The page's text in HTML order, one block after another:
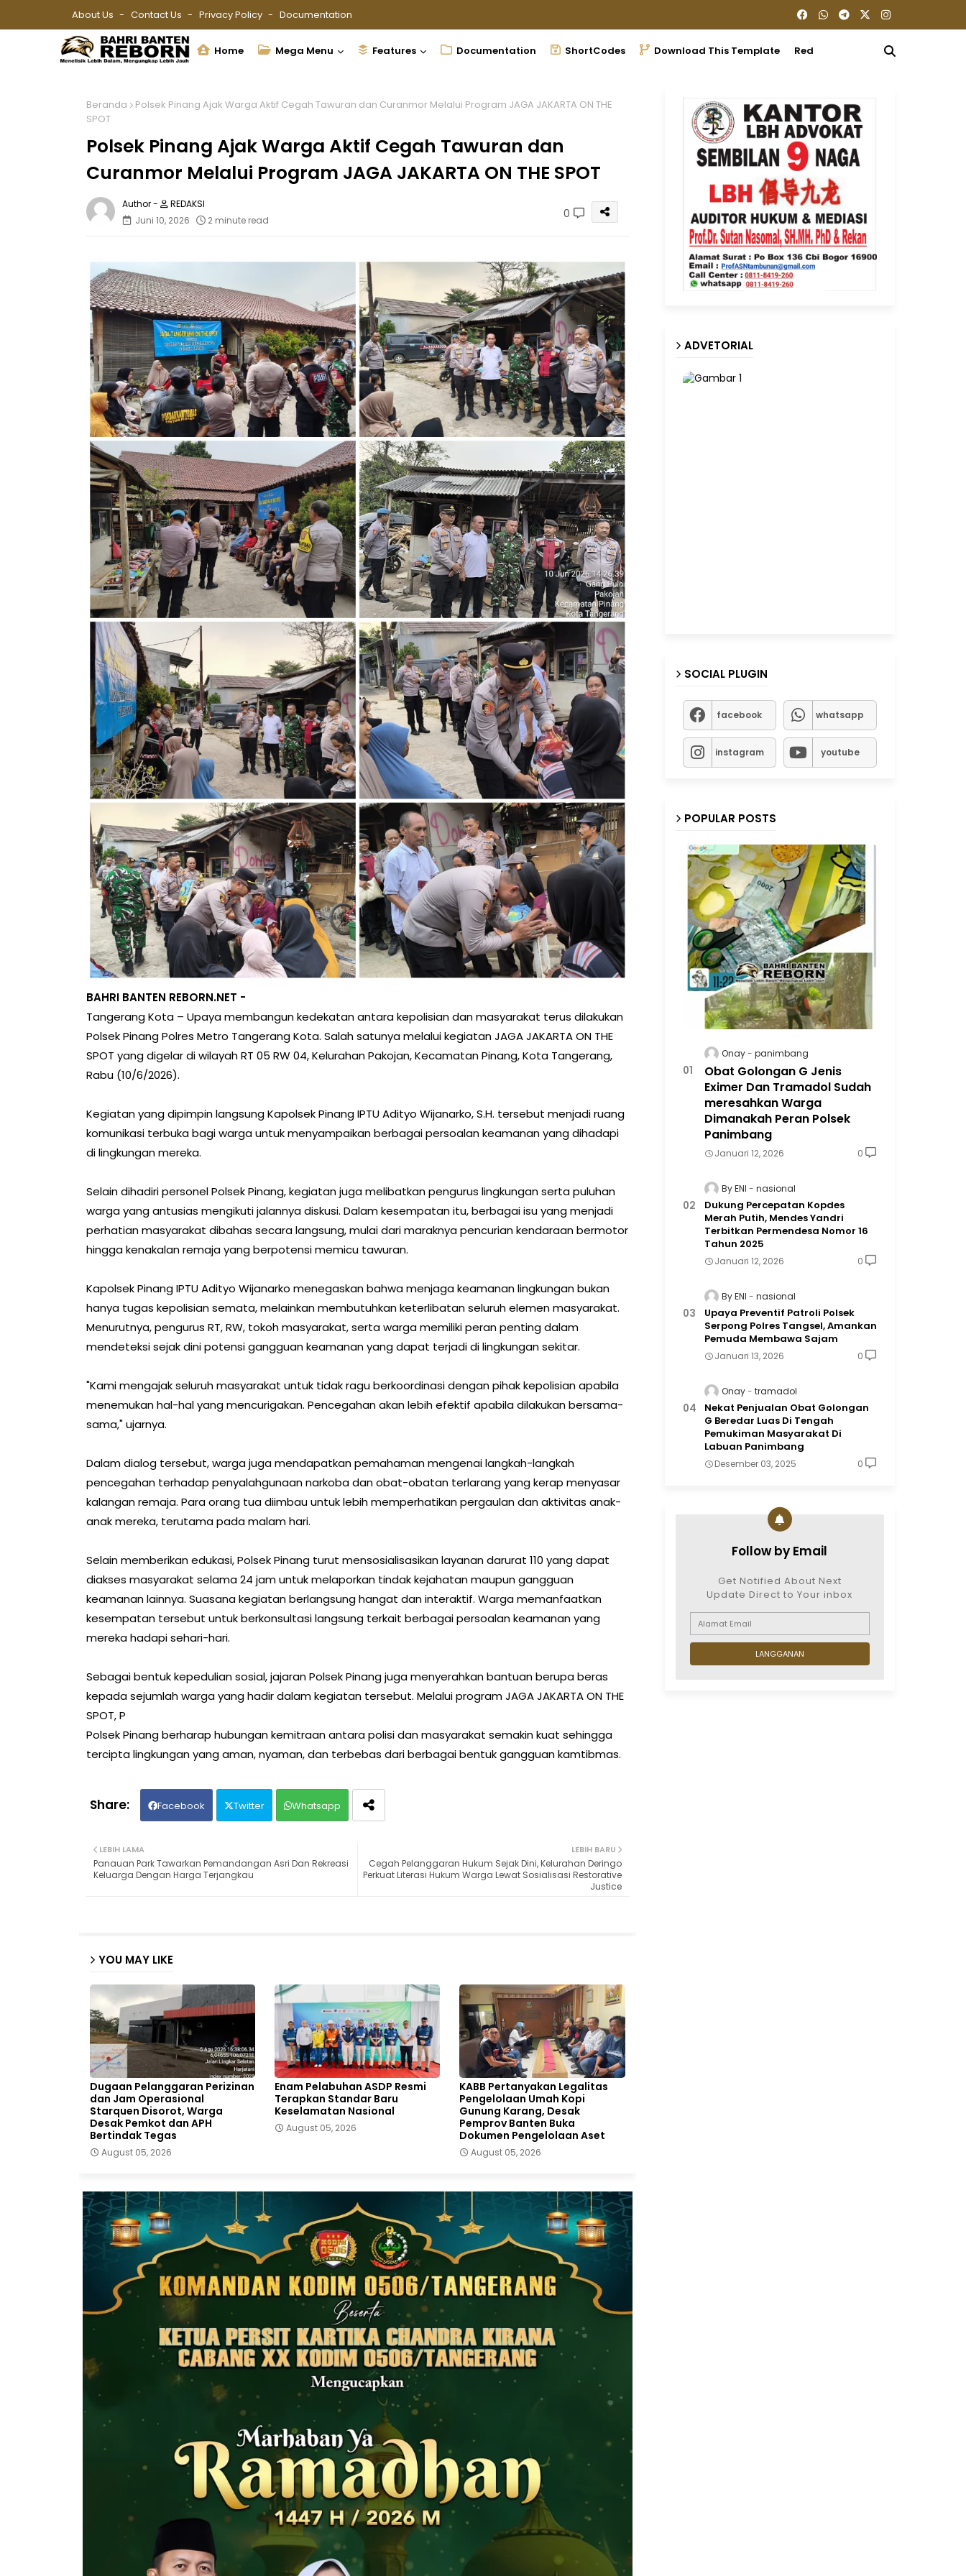
About Us Contact Us Privacy Policy Documentation
Home Mega Menu Features Documentation ShortCodes Download This Template Redaksi
Beranda
Polsek Pinang Ajak Warga Aktif Cegah Tawuran dan Curanmor Melalui Program JAGA JAKARTA ON THE
SPOT
Polsek Pinang Ajak Warga Aktif Cegah Tawuran dan
Curanmor Melalui Program JAGA JAKARTA ON THE SPOT
REDAKSI
Juni 10, 2026
2 minute read 0
BAHRI BANTEN REBORN.NET -
Tangerang Kota – Upaya membangun kedekatan antara kepolisian dan masyarakat terus dilakukan
Polsek Pinang Polres Metro Tangerang Kota. Salah satunya melalui kegiatan JAGA JAKARTA ON THE
SPOT yang digelar di wilayah RT 05 RW 04, Kelurahan Pakojan, Kecamatan Pinang, Kota Tangerang,
Rabu (10/6/2026).
Kegiatan yang dipimpin langsung Kapolsek Pinang IPTU Adityo Wijanarko, S.H. tersebut menjadi ruang
komunikasi terbuka bagi warga untuk menyampaikan berbagai persoalan keamanan yang dihadapi
di lingkungan mereka.
Selain dihadiri personel Polsek Pinang, kegiatan juga melibatkan pengurus lingkungan serta puluhan
warga yang antusias mengikuti jalannya diskusi. Dalam kesempatan itu, berbagai isu yang menjadi
perhatian masyarakat dibahas secara langsung, mulai dari maraknya pencurian kendaraan bermotor
hingga kenakalan remaja yang berpotensi memicu tawuran.
Kapolsek Pinang IPTU Adityo Wijanarko menegaskan bahwa menjaga keamanan lingkungan bukan
hanya tugas kepolisian semata, melainkan membutuhkan keterlibatan seluruh elemen masyarakat.
Menurutnya, pengurus RT, RW, tokoh masyarakat, serta warga memiliki peran penting dalam
mendeteksi sejak dini potensi gangguan keamanan yang dapat terjadi di lingkungan sekitar.
"Kami mengajak seluruh masyarakat untuk tidak ragu berkoordinasi dengan pihak kepolisian apabila
menemukan hal-hal yang mencurigakan. Pencegahan akan lebih efektif apabila dilakukan bersama-
sama," ujarnya.
Dalam dialog tersebut, warga juga mendapatkan pemahaman mengenai langkah-langkah
pencegahan terhadap penyalahgunaan narkoba dan obat-obatan terlarang yang kerap menyasar
kalangan remaja. Para orang tua diimbau untuk lebih memperhatikan pergaulan dan aktivitas anak-
anak mereka, terutama pada malam hari.
Selain memberikan edukasi, Polsek Pinang turut mensosialisasikan layanan darurat 110 yang dapat
diakses masyarakat selama 24 jam untuk melaporkan tindak kejahatan maupun gangguan
keamanan lainnya. Suasana kegiatan berlangsung hangat dan interaktif. Warga memanfaatkan
kesempatan tersebut untuk berkonsultasi langsung terkait berbagai persoalan keamanan yang
mereka hadapi sehari-hari.
Sebagai bentuk kepedulian sosial, jajaran Polsek Pinang juga menyerahkan bantuan berupa beras
kepada sejumlah warga yang hadir dalam kegiatan tersebut. Melalui program JAGA JAKARTA ON THE
SPOT, P
Polsek Pinang berharap hubungan kemitraan antara polisi dan masyarakat semakin kuat sehingga
tercipta lingkungan yang aman, nyaman, dan terbebas dari berbagai bentuk gangguan kamtibmas.
Facebook Twitter Whatsapp
LEBIH BARU
Cegah Pelanggaran Hukum Sejak Dini, Kelurahan Deringo
Perkuat Literasi Hukum Warga Lewat Sosialisasi Restorative
Justice
LEBIH LAMA
Panauan Park Tawarkan Pemandangan Asri Dan Rekreasi
Keluarga Dengan Harga Terjangkau
YOU MAY LIKE
Dugaan Pelanggaran Perizinan
dan Jam Operasional
Starquen Disorot, Warga
Desak Pemkot dan APH
Bertindak Tegas
August 05, 2026
Enam Pelabuhan ASDP Resmi
Terapkan Standar Baru
Keselamatan Nasional
August 05, 2026
KABB Pertanyakan Legalitas
Pengelolaan Umah Kopi
Gunung Karang, Desak
Pemprov Banten Buka
Dokumen Pengelolaan Aset
August 05, 2026
ADVETORIAL
SOCIAL PLUGIN
facebook whatsapp
instagram youtube
POPULAR POSTS
Onay panimbang
Obat Golongan G Jenis
Eximer Dan Tramadol Sudah
meresahkan Warga
Dimanakah Peran Polsek
Panimbang
Januari 12, 2026 0
By ENI nasional
Dukung Percepatan Kopdes
Merah Putih, Mendes Yandri
Terbitkan Permendesa Nomor 16
Tahun 2025
Januari 12, 2026 0
By ENI nasional
Upaya Preventif Patroli Polsek
Serpong Polres Tangsel, Amankan
Pemuda Membawa Sajam
Januari 13, 2026 0
Onay tramadol
Nekat Penjualan Obat Golongan
G Beredar Luas Di Tengah
Pemukiman Masyarakat Di
Labuan Panimbang
Desember 03, 2025 0
Follow by Email
Get Notified About Next
Update Direct to Your inbox